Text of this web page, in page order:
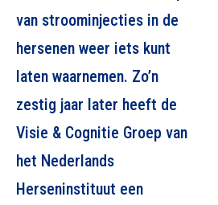
van stroominjecties in de
hersenen weer iets kunt
laten waarnemen. Zo’n
zestig jaar later heeft de
Visie & Cognitie Groep van
het Nederlands
Herseninstituut een